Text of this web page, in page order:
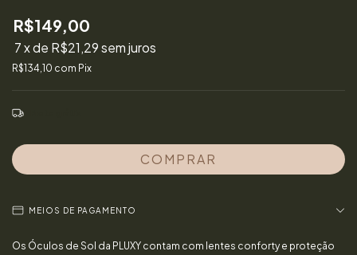
R$149,00
7x de R$21,29sem juros
R$134,10 com Pix
MEIOS DE PAGAMENTO
Os Óculos de Sol da PLUXY contam com lentes conforty e proteção